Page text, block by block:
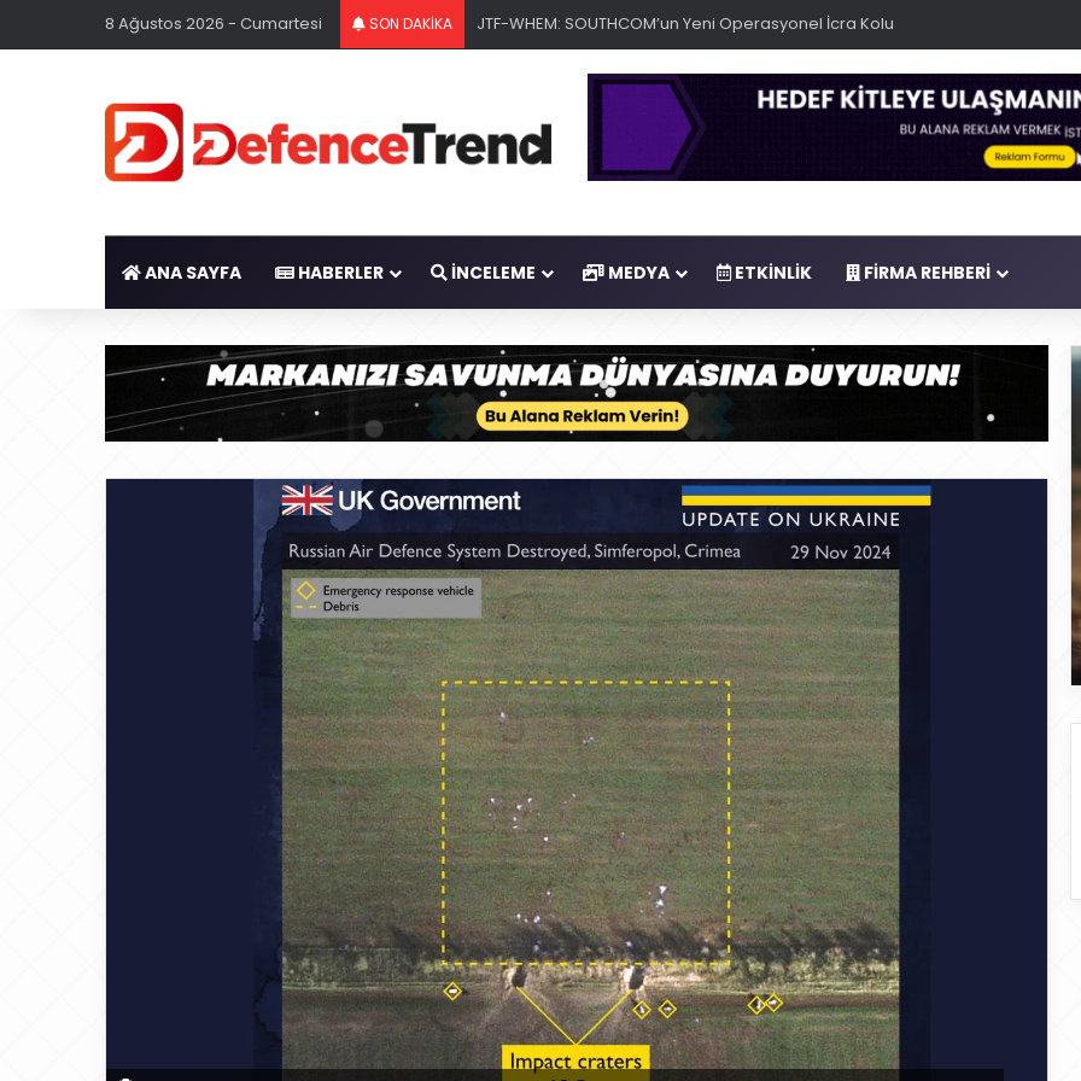
8 Ağustos 2026 - Cumartesi SON DAKİKA JTF-WHEM: SOUTHCOM’un Yeni Operasyonel İcra Kolu
ANA SAYFA HABERLER İNCELEME MEDYA ETKINLIK FIRMA REHBERI